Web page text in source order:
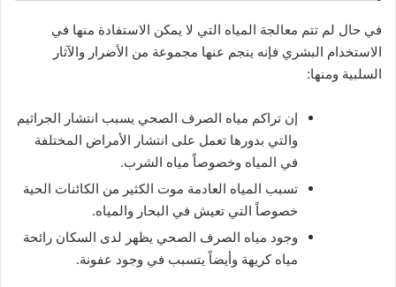
في حال لم تتم معالجة المياه التي لا يمكن الاستفادة منها في
الاستخدام البشري فإنه ينجم عنها مجموعة من الأضرار والآثار
السلبية ومنها:
إن تراكم مياه الصرف الصحي يسبب انتشار الجراثيم
والتي بدورها تعمل على انتشار الأمراض المختلفة
في المياه وخصوصاً مياه الشرب.
تسبب المياه العادمة موت الكثير من الكائنات الحية
خصوصاً التي تعيش في البحار والمياه.
وجود مياه الصرف الصحي يظهر لدى السكان رائحة
مياه كريهة وأيضاً يتسبب في وجود عفونة.